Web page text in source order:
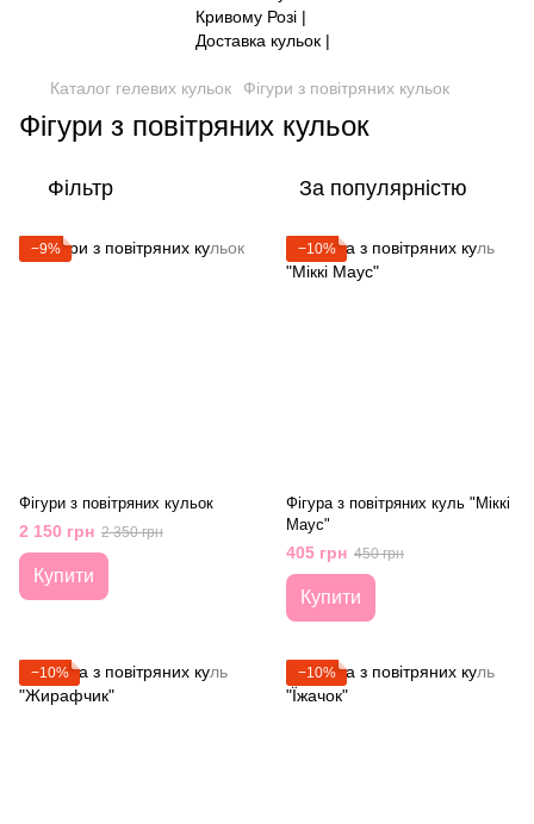
Каталог гелевих кульок Фігури з повітряних кульок
Фігури з повітряних кульок
Фільтр За популярністю
−9%
Фігури з повітряних кульок
2 150 грн 2 350 грн
Купити
−10%
Фігура з повітряних куль "Міккі
Маус"
405 грн 450 грн
Купити
−10% −10%